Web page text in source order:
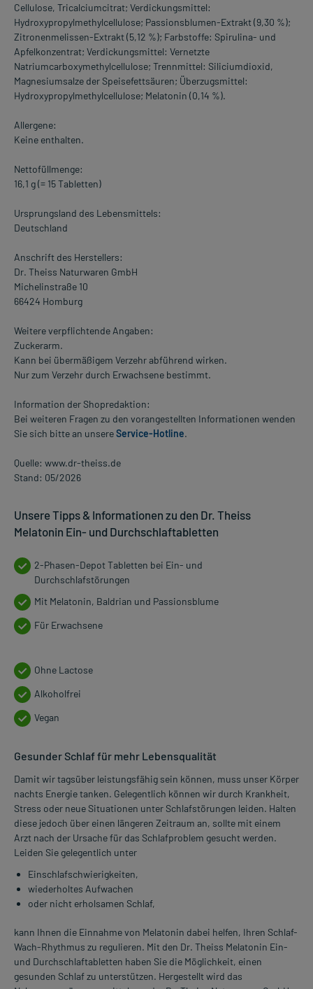
Cellulose, Tricalciumcitrat; Verdickungsmittel:
Hydroxypropylmethylcellulose; Passionsblumen-Extrakt (9,30 %);
Zitronenmelissen-Extrakt (5,12 %); Farbstoffe: Spirulina- und
Apfelkonzentrat; Verdickungsmittel: Vernetzte
Natriumcarboxymethylcellulose; Trennmittel: Siliciumdioxid,
Magnesiumsalze der Speisefettsäuren; Überzugsmittel:
Hydroxypropylmethylcellulose; Melatonin (0,14 %).
Allergene:
Keine enthalten.
Nettofüllmenge:
16,1 g (= 15 Tabletten)
Ursprungsland des Lebensmittels:
Deutschland
Anschrift des Herstellers:
Dr. Theiss Naturwaren GmbH
Michelinstraße 10
66424 Homburg
Weitere verpflichtende Angaben:
Zuckerarm.
Kann bei übermäßigem Verzehr abführend wirken.
Nur zum Verzehr durch Erwachsene bestimmt.
Information der Shopredaktion:
Bei weiteren Fragen zu den vorangestellten Informationen wenden
Sie sich bitte an unsereService-Hotline.
Quelle: www.dr-theiss.de
Stand: 05/2026
Unsere Tipps & Informationen zu den Dr. Theiss
Melatonin Ein- und Durchschlaftabletten
2-Phasen-Depot Tabletten bei Ein- und
Durchschlafstörungen
Mit Melatonin, Baldrian und Passionsblume
Für Erwachsene
Ohne Lactose
Alkoholfrei
Vegan
Gesunder Schlaf für mehr Lebensqualität
Damit wir tagsüber leistungsfähig sein können, muss unser Körper
nachts Energie tanken. Gelegentlich können wir durch Krankheit,
Stress oder neue Situationen unter Schlafstörungen leiden. Halten
diese jedoch über einen längeren Zeitraum an, sollte mit einem
Arzt nach der Ursache für das Schlafproblem gesucht werden.
Leiden Sie gelegentlich unter
Einschlafschwierigkeiten,
wiederholtes Aufwachen
oder nicht erholsamen Schlaf,
kann Ihnen die Einnahme von Melatonin dabei helfen, Ihren Schlaf-
Wach-Rhythmus zu regulieren. Mit den Dr. Theiss Melatonin Ein-
und Durchschlaftabletten haben Sie die Möglichkeit, einen
gesunden Schlaf zu unterstützen. Hergestellt wird das